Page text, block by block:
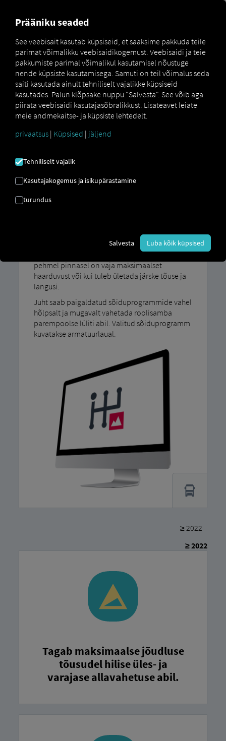
Marketplace
MAN
DigitalServices
MAN
Now
MAN TipMatic
Offroad
MAN TIPMATIC
MAASTIKUL
Meie sõiduprogramm MAN TipMatic
Maastikusõit on loodud sõitmiseks rasketes
tingimustes: näiteks kui ebatasasel maastikul või
pehmel pinnasel on vaja maksimaalset
haarduvust või kui tuleb ületada järske tõuse ja
langusi.
Juht saab paigaldatud sõiduprogrammide vahel
hõlpsalt ja mugavalt vahetada roolisamba
parempoolse lüliti abil. Valitud sõiduprogramm
kuvatakse armatuurlaual.
≥ 2022
≥ 2022
Tagab maksimaalse jõudluse
tõusudel hilise üles- ja
varajase allavahetuse abil.
Prääniku seaded
See veebisait kasutab küpsiseid, et saaksime pakkuda teile
parimat võimalikku veebisaidikogemust. Veebisaidi ja teie
pakkumiste parimal võimalikul kasutamisel nõustuge
nende küpsiste kasutamisega. Samuti on teil võimalus seda
saiti kasutada ainult tehniliselt vajalikke küpsiseid
kasutades. Palun klõpsake nuppu "Salvesta". See võib aga
piirata veebisaidi kasutajasõbralikkust. Lisateavet leiate
meie andmekaitse- ja küpsiste lehtedelt.
privaatsus | Küpsised | jäljend
Tehniliselt vajalik
Kasutajakogemus ja isikupärastamine
turundus
Salvesta Luba kõik küpsised